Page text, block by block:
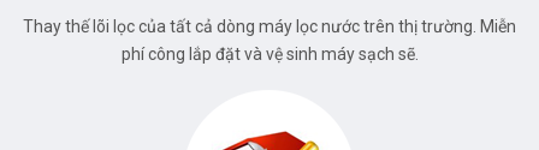
Thay thế lõi lọc của tất cả dòng máy lọc nước trên thị trường. Miễn
phí công lắp đặt và vệ sinh máy sạch sẽ.